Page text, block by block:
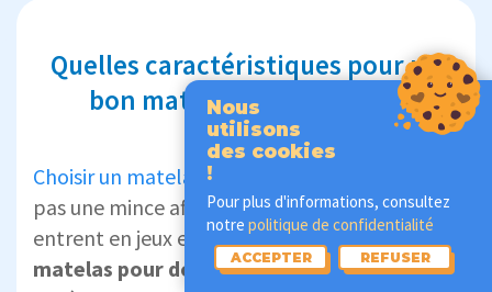
Quelles caractéristiques pour un
bon matelas pour couple ?
Choisir un matelas
pour dormir seul n'est déjà
pas une mince affaire. De nombreux critères
entrent en jeux et l'offre est vaste. Trouver un
matelas pour dormir confortablement à 2
Nous
utilisons
des cookies
!
Pour plus d'informations, consultez
notre politique de confidentialité
ACCEPTER REFUSER